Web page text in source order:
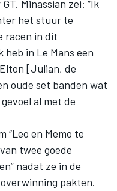
Minassian zei: “Ik
het stuur te
racen in dit
in Le Mans een
[Julian, de
oude set banden wat
al met de
“Leo en Memo te
twee goede
nadat ze in de
pakten.